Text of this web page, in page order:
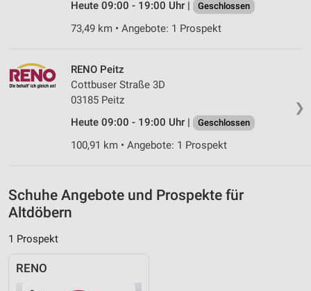
Heute 09:00 - 19:00 Uhr | Geschlossen
73,49 km • Angebote: 1 Prospekt
❯
RENO Peitz
Cottbuser Straße 3D
03185 Peitz
Heute 09:00 - 19:00 Uhr |
Geschlossen
100,91 km • Angebote: 1 Prospekt
Schuhe Angebote und Prospekte für
Altdöbern
1 Prospekt
RENO
Verwendung genauer Standortdaten
Geräte anhand von aktiv angeforderten
Nicht-IAB-Verarbeitungszwecke:
Notwendig
Performance